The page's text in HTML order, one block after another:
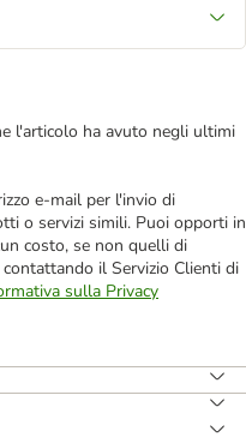
l'articolo ha avuto negli ultimi
e-mail per l'invio di
o servizi simili. Puoi opporti in
costo, se non quelli di
il Servizio Clienti di
sulla Privacy